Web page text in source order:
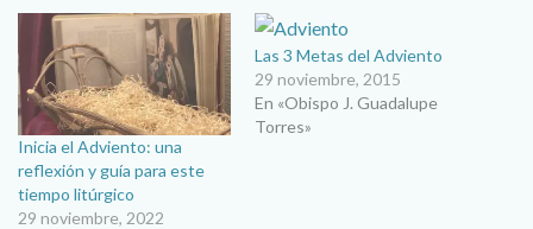
Inicia el Adviento: una
reflexión y guía para este
tiempo litúrgico
29 noviembre, 2022
Las 3 Metas del Adviento
29 noviembre, 2015
En «Obispo J. Guadalupe
Torres»